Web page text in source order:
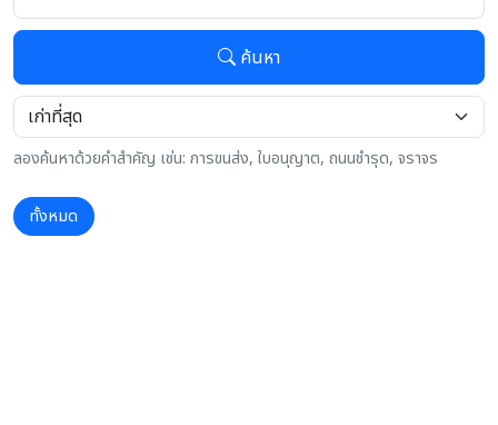
ค้นหา
ลองค้นหาด้วยคำสำคัญ เช่น: การขนส่ง, ใบอนุญาต, ถนนชำรุด, จราจร
ทั้งหมด